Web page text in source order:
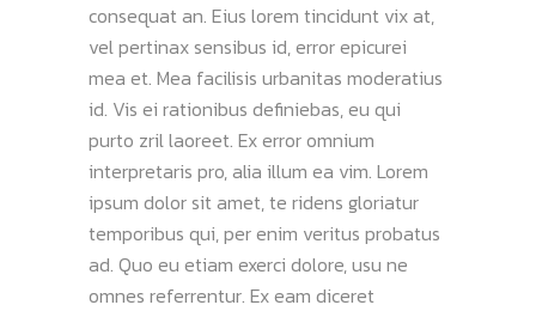
consequat an. Eius lorem tincidunt vix at,
vel pertinax sensibus id, error epicurei
mea et. Mea facilisis urbanitas moderatius
id. Vis ei rationibus definiebas, eu qui
purto zril laoreet. Ex error omnium
interpretaris pro, alia illum ea vim. Lorem
ipsum dolor sit amet, te ridens gloriatur
temporibus qui, per enim veritus probatus
ad. Quo eu etiam exerci dolore, usu ne
omnes referrentur. Ex eam diceret